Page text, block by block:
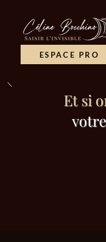
ESPACE PRO
Et si
votre